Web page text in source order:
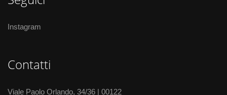
Instagram
Contatti
Viale Paolo Orlando, 34/36 | 00122